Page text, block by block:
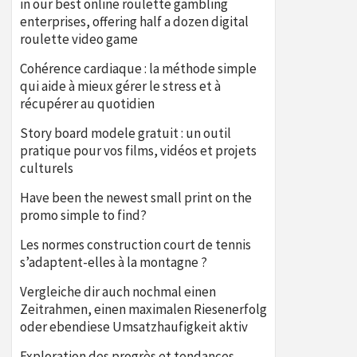
in our best online roulette gambling
enterprises, offering half a dozen digital
roulette video game
Cohérence cardiaque : la méthode simple
qui aide à mieux gérer le stress et à
récupérer au quotidien
Story board modele gratuit : un outil
pratique pour vos films, vidéos et projets
culturels
Have been the newest small print on the
promo simple to find?
Les normes construction court de tennis
s’adaptent-elles à la montagne ?
Vergleiche dir auch nochmal einen
Zeitrahmen, einen maximalen Riesenerfolg
oder ebendiese Umsatzhaufigkeit aktiv